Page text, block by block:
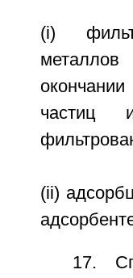
(i)
частиц
(ii)
17.